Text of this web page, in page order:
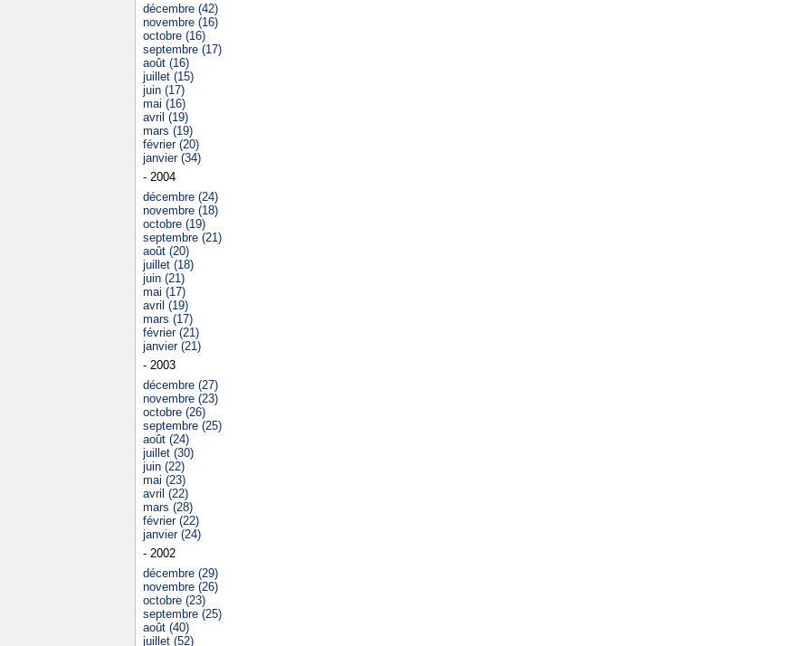
décembre (42)
novembre (16)
octobre (16)
septembre (17)
août (16)
juillet (15)
juin (17)
mai (16)
avril (19)
mars (19)
février (20)
janvier (34)
- 2004
décembre (24)
novembre (18)
octobre (19)
septembre (21)
août (20)
juillet (18)
juin (21)
mai (17)
avril (19)
mars (17)
février (21)
janvier (21)
- 2003
décembre (27)
novembre (23)
octobre (26)
septembre (25)
août (24)
juillet (30)
juin (22)
mai (23)
avril (22)
mars (28)
février (22)
janvier (24)
- 2002
décembre (29)
novembre (26)
octobre (23)
septembre (25)
août (40)
juillet (52)